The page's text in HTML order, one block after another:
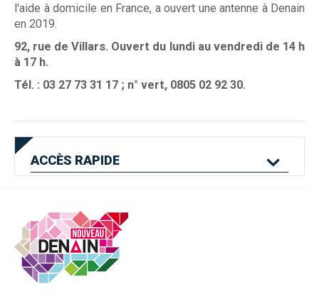
l'aide à domicile en France, a ouvert une antenne à Denain
en 2019.
92, rue de Villars. Ouvert du lundi au vendredi de 14 h
à 17 h.
Tél. : 03 27 73 31 17 ; n° vert, 0805 02 92 30.
ACCÈS RAPIDE
Mes services en
ligne